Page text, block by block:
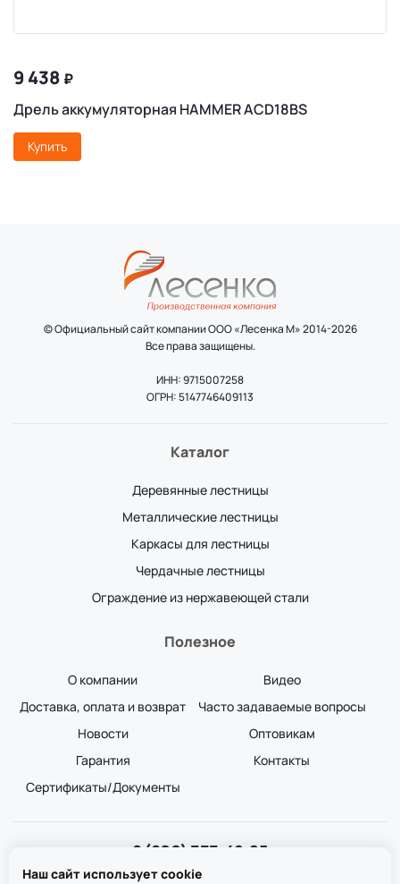
9 438 ₽
Дрель аккумуляторная HAMMER ACD18BS
Купить
© Официальный сайт компании ООО «Лесенка М» 2014-2026
Все права защищены.
ИНН: 9715007258
ОГРН: 5147746409113
Каталог
Деревянные лестницы
Металлические лестницы
Каркасы для лестницы
Чердачные лестницы
Ограждение из нержавеющей стали
Полезное
О компании
Доставка, оплата и возврат
Новости
Гарантия
Сертификаты/Документы
Видео
Часто задаваемые вопросы
Оптовикам
Контакты
8 (800) 333-49-25
Звонок бесплатный
Наш сайт использует cookie